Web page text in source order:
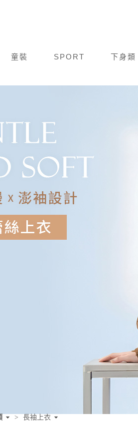
童裝 SPORT 下身類
> 長袖上衣